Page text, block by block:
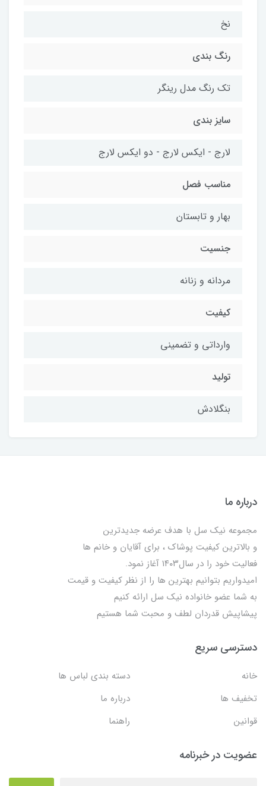
نخ
رنگ بندی
تک رنگ مدل رینگر
سایز بندی
لارج - ایکس لارج - دو ایکس لارج
مناسب فصل
بهار و تابستان
جنسیت
مردانه و زنانه
کیفیت
وارداتی و تضمینی
تولید
بنگلادش
درباره ما
مجموعه نیک سل با هدف عرضه جدیدترین
و بالاترین کیفیت پوشاک ، برای آقایان و خانم ها
فعالیت خود را در سال۱۴۰۳ آغاز نمود.
امیدواریم بتوانیم بهترین ها را از نظر کیفیت و قیمت
به شما عضو خانواده نیک سل ارائه کنیم
پیشاپیش قدردان لطف و محبت شما هستیم
دسترسی سریع
خانه
دسته بندی لباس ها
تخفیف ها
درباره ما
قوانین
راهنما
عضویت در خبرنامه